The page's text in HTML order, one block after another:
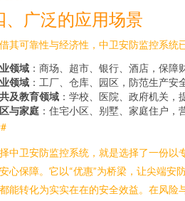
、广泛的应用场景
其可靠性与经济性，中卫安防监控系统
领域 ：商场、超市、银行、酒店，保障
领域 ：工厂、仓库、园区，防范生产安
及教育领域 ：学校、医院、政府机关，
与家庭 ：住宅小区、别墅、家庭住户，
中卫安防监控系统，就是选择了一份以
心保障。它以“优惠”为桥梁，让尖端安
能转化为实实在在的安全效益。在风险